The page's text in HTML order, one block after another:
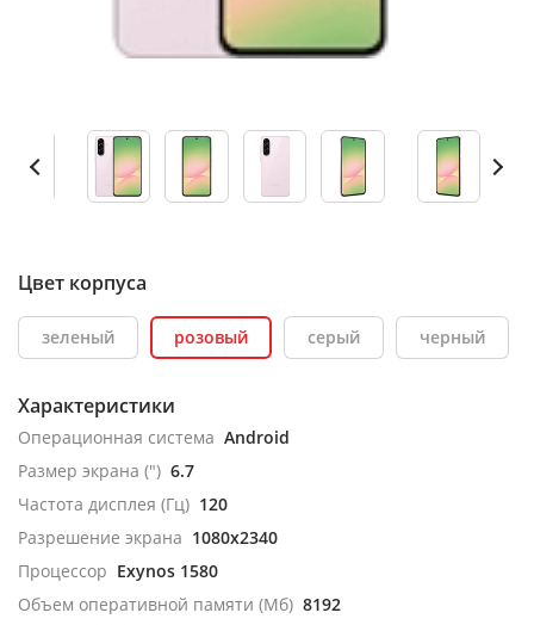
Цвет корпуса
зеленый розовый серый черный
Характеристики
Операционная система Android
Размер экрана (") 6.7
Частота дисплея (Гц) 120
Разрешение экрана 1080x2340
Процессор Exynos 1580
Объем оперативной памяти (Мб) 8192